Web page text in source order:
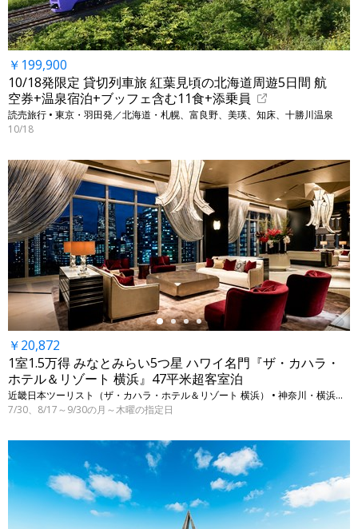
￥199,900
10/18発限定 貸切列車旅 紅葉見頃の北海道周遊5日間 航
空券+温泉宿泊+ブッフェ含む11食+添乗員
読売旅行 • 東京・羽田発／北海道・札幌、富良野、美瑛、知床、十勝川温泉
10/18
←
￥20,872
1室1.5万得 みなとみらい5つ星 ハワイ名門『ザ・カハラ・
ホテル＆リゾート 横浜』47平米超客室泊
近畿日本ツーリスト（ザ・カハラ・ホテル＆リゾート 横浜） • 神奈川・横浜（みなとみらい）
7/30、8/17～9/30の月～木曜の指定日